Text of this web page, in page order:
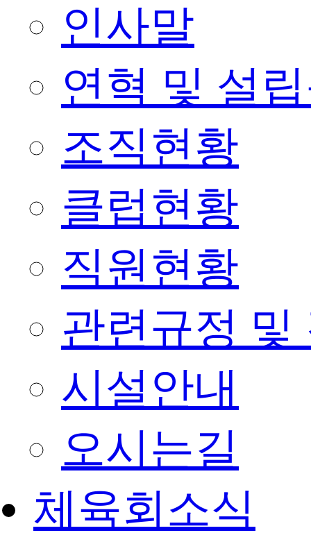
인사말
연혁 및 설
조직현황
클럽현황
직원현황
관련규정 및
시설안내
오시는길
체육회소식